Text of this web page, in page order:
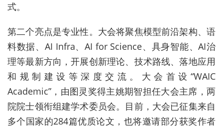
式。
第二个亮点是专业性。大会将聚焦模型前沿架构、语
料数据、AI Infra、 AI for Science、具身智能、AI治
理等最新方向，开展创新理论、技术路线、落地应用
和规制建设等深度交流。大会首设“WAIC
Academic”，由图灵奖得主姚期智担任大会主席，两
院院士领衔组建学术委员会。目前，大会已征集来自
多个国家的284篇优质论文，也将邀请部分获奖作者